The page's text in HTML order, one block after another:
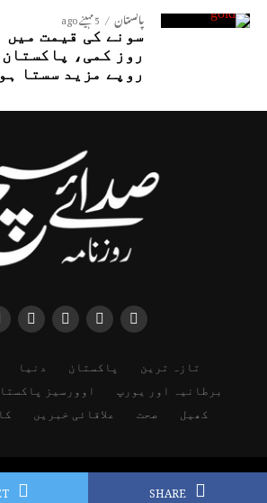
SHARE
پاکستان 5 مہینے ago
سونے کی قیمت میں
روپے مزید سستا
تازہ ترین پاکستان دنیا
برطانیہ اور یورپ
اوورسیز
کھیل
صحت علاقائی خبریں
© 2025 SADAESACH NEWS